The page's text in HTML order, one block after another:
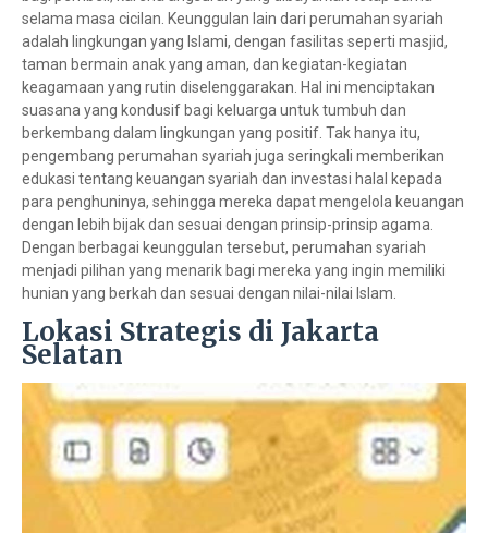
selama masa cicilan. Keunggulan lain dari perumahan syariah
adalah lingkungan yang Islami, dengan fasilitas seperti masjid,
taman bermain anak yang aman, dan kegiatan-kegiatan
keagamaan yang rutin diselenggarakan. Hal ini menciptakan
suasana yang kondusif bagi keluarga untuk tumbuh dan
berkembang dalam lingkungan yang positif. Tak hanya itu,
pengembang perumahan syariah juga seringkali memberikan
edukasi tentang keuangan syariah dan investasi halal kepada
para penghuninya, sehingga mereka dapat mengelola keuangan
dengan lebih bijak dan sesuai dengan prinsip-prinsip agama.
Dengan berbagai keunggulan tersebut, perumahan syariah
menjadi pilihan yang menarik bagi mereka yang ingin memiliki
hunian yang berkah dan sesuai dengan nilai-nilai Islam.
Lokasi Strategis di Jakarta
Selatan